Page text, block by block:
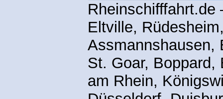
Rheinschifffahrt.de
Eltville,
Assmannshausen,
St. Goar, Boppard,
am Rhein,